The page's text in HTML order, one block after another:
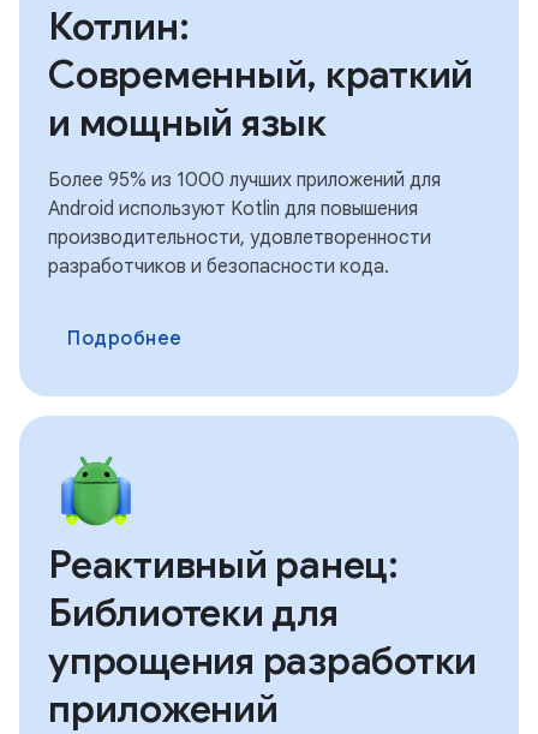
Котлин:
Современный, краткий
и мощный язык
Более 95% из 1000 лучших приложений для
Android используют Kotlin для повышения
производительности, удовлетворенности
разработчиков и безопасности кода.
Подробнее
Реактивный ранец:
Библиотеки для
упрощения разработки
приложений